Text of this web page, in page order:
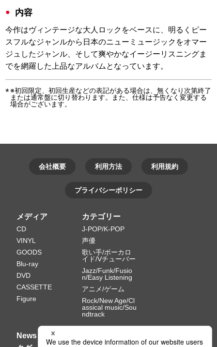
内容
今作はヴィンテージな大人ロックをベースに、明るくピー
スフルなジャンルから日本のニューミュージックをオマー
ジュしたジャンル、そして爽やかなイージーリスニングま
でを網羅した上品なアルバムとなっています。
※初回限定、初回生産などの表記がある場合は、無くなり次第終了
または通常盤に切り替わります。また、仕様は予告なく変更する
場合がございます。
会社概要 利用方法 利用規約
プライバシーポリシー
メディア
CD
VINYL
GOODS
Blu-ray
DVD
CASSETTE
Figure
カテゴリー
J-POP/K-POP
声優
歌い手/ボーカロ
イド/Vチューバー
Jazz/Funk/Fusio
n/Easy Listening
アニメ/ゲーム
Rock/New Age/Cl
assical music/Sou
ndtrack
News